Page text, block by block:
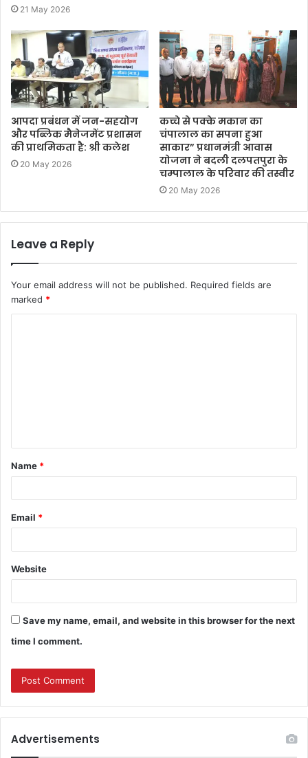
21 May 2026
आपदा प्रबंधन में जन-सहयोग
और पब्लिक मैनेजमेंट प्रशासन
की प्राथमिकता है: श्री कलेश
20 May 2026
कच्चे से पक्के मकान का
चंपालाल का सपना हुआ
साकार” प्रधानमंत्री आवास
योजना ने बदली दलपतपुरा के
चम्‍पालाल के परिवार की तस्वीर
20 May 2026
Leave a Reply
Your email address will not be published. Required fields are
marked *
Name *
Email *
Website
Save my name, email, and website in this browser for the next
time I comment.
Advertisements